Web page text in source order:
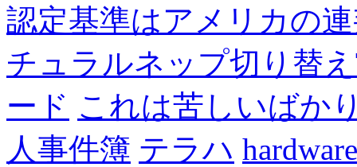
認定基準はアメリカの
チュラルネップ切り替
ード これは苦しいばか
人事件簿 テラハ